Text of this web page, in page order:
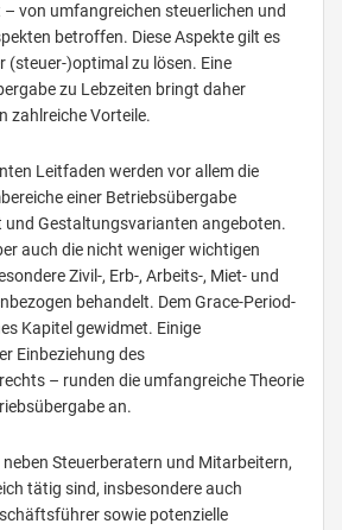
von umfangreichen steuerlichen und
betroffen. Diese Aspekte gilt es
(steuer-)optimal zu lösen. Eine
zu Lebzeiten bringt daher
zahlreiche Vorteile.
Leitfaden werden vor allem die
einer Betriebsübergabe
Gestaltungsvarianten angeboten.
auch die nicht weniger wichtigen
Zivil-, Erb-, Arbeits-, Miet- und
behandelt. Dem Grace-Period-
Kapitel gewidmet. Einige
Einbeziehung des
– runden die umfangreiche Theorie
an.
Steuerberatern und Mitarbeitern,
tätig sind, insbesondere auch
sowie potenzielle